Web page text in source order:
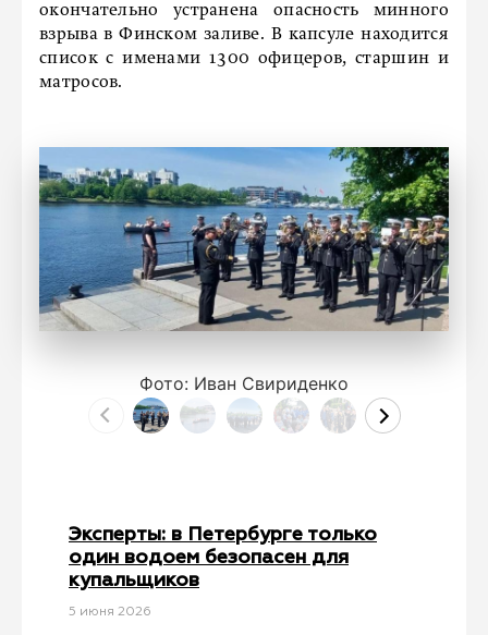
окончательно устранена опасность минного
взрыва в Финском заливе. В капсуле находится
список с именами 1300 офицеров, старшин и
матросов.
Фото: Иван Свириденко
Эксперты: в Петербурге только
один водоем безопасен для
купальщиков
5 июня 2026